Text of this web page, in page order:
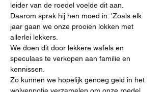
leider van de roedel voelde dit aan.
Daarom sprak hij hen moed in: 'Zoals elk
jaar gaan we onze prooien lokken met
allerlei lekkers.
We doen dit door lekkere wafels en
speculaas te verkopen aan familie en
kennissen.
Zo kunnen we hopelijk genoeg geld in het
wolvenpotje verzamelen om onze roedel